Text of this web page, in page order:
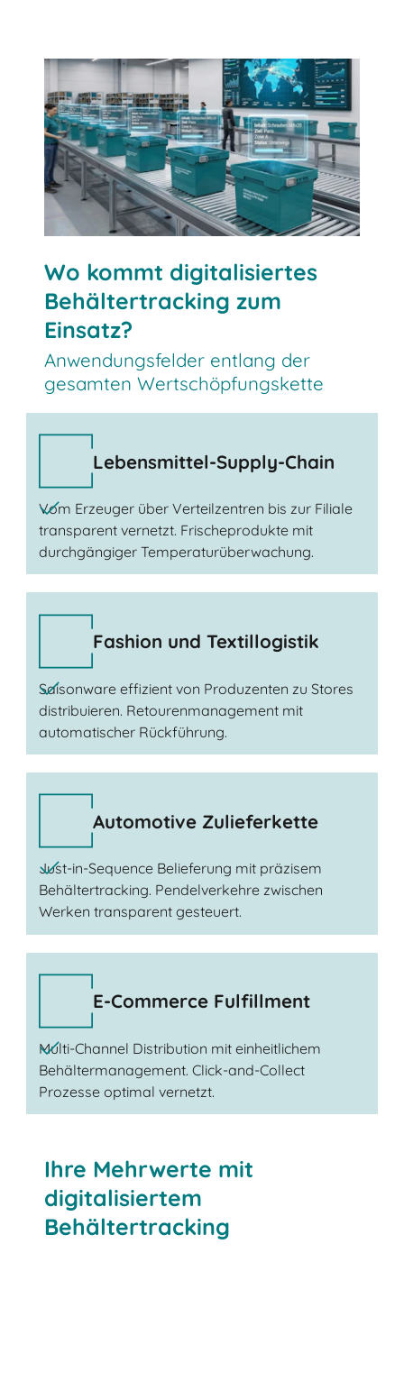
Wo kommt digitalisiertes
Behältertracking zum
Einsatz?
Anwendungsfelder entlang der
gesamten Wertschöpfungskette
Lebensmittel-Supply-Chain
Vom Erzeuger über Verteilzentren bis zur Filiale
transparent vernetzt. Frischeprodukte mit
durchgängiger Temperaturüberwachung.
Fashion und Textillogistik
Saisonware effizient von Produzenten zu Stores
distribuieren. Retourenmanagement mit
automatischer Rückführung.
Automotive Zulieferkette
Just-in-Sequence Belieferung mit präzisem
Behältertracking. Pendelverkehre zwischen
Werken transparent gesteuert.
E-Commerce Fulfillment
Multi-Channel Distribution mit einheitlichem
Behältermanagement. Click-and-Collect
Prozesse optimal vernetzt.
Ihre Mehrwerte mit
digitalisiertem
Behältertracking